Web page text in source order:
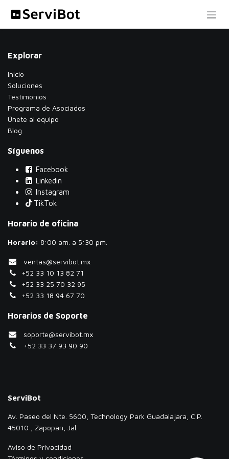
Explorar
Inicio
Soluciones
Testimonios
​Programa de Asociados
Únete al equipo
Blog
Síguenos
Facebook
Linkedin
Instagram
TikTok
Horario de oficina
Horario: ​8:00 am. a 5:30 pm.
ventas@servibot.mx
+52 33 10 13 82 71
+52 33 25 70 32 95
+52 33 18 94 67 70
Horarios de Soporte
soporte@servibot.mx
+52 33 37 93 90 90
ServiBot
Av. Paseo del Nte. 5600, Technology Park Guadalajara, C.P.
45010 , Zapopan, Jal.
Aviso de Privacidad